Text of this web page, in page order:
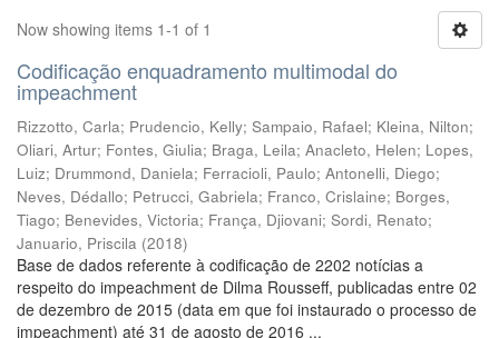
Now showing items 1-1 of 1
Codificação enquadramento multimodal do
impeachment
Rizzotto, Carla; Prudencio, Kelly; Sampaio, Rafael; Kleina, Nilton;
Oliari, Artur; Fontes, Giulia; Braga, Leila; Anacleto, Helen; Lopes,
Luiz; Drummond, Daniela; Ferracioli, Paulo; Antonelli, Diego;
Neves, Dédallo; Petrucci, Gabriela; Franco, Crislaine; Borges,
Tiago; Benevides, Victoria; França, Djiovani; Sordi, Renato;
Januario, Priscila (2018)
Base de dados referente à codificação de 2202 notícias a
respeito do impeachment de Dilma Rousseff, publicadas entre 02
de dezembro de 2015 (data em que foi instaurado o processo de
impeachment) até 31 de agosto de 2016 ...